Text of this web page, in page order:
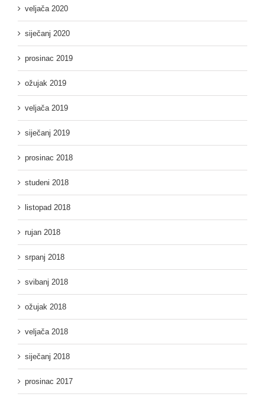
veljača 2020
siječanj 2020
prosinac 2019
ožujak 2019
veljača 2019
siječanj 2019
prosinac 2018
studeni 2018
listopad 2018
rujan 2018
srpanj 2018
svibanj 2018
ožujak 2018
veljača 2018
siječanj 2018
prosinac 2017